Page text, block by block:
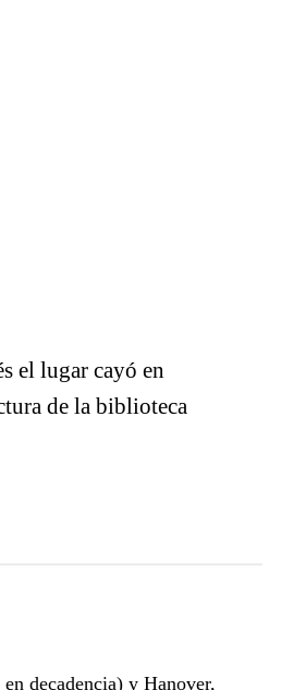
el lugar cayó en
de la biblioteca
decadencia) y Hanover,